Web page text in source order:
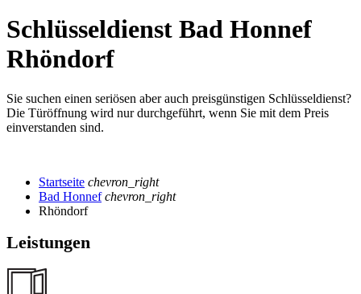
Schlüsseldienst Bad Honnef
Rhöndorf
Sie suchen einen seriösen aber auch preisgünstigen Schlüsseldienst?
Die Türöffnung wird nur durchgeführt, wenn Sie mit dem Preis
einverstanden sind.
Startseite chevron_right
Bad Honnef chevron_right
Rhöndorf
Leistungen